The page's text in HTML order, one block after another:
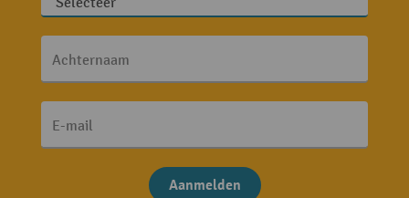
Achternaam
E-mail
Aanmelden